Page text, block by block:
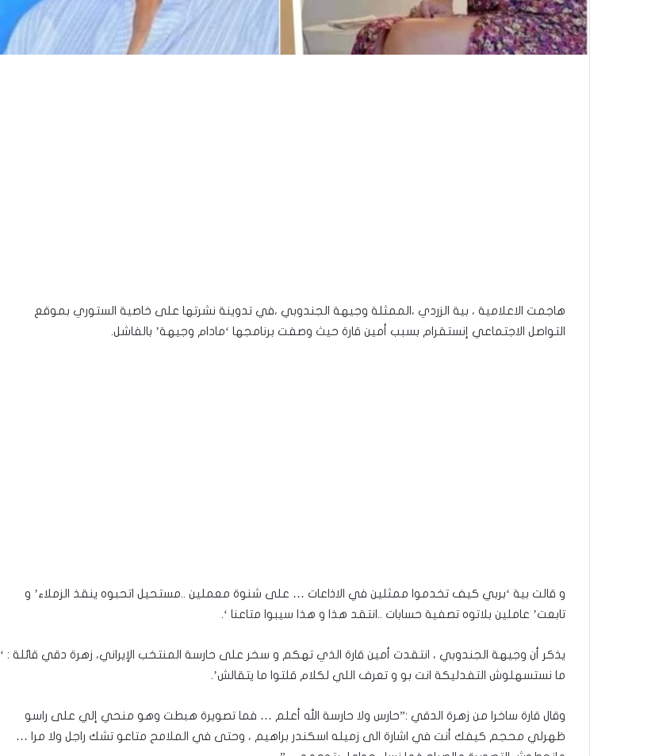
هاجمت الاعلامية ، بية الزردي ،الممثلة وجيهة الجندوبي ،في تدوينة نشرتها على خاصية الستوري بموقع
التواصل الاجتماعي إنستقرام بسبب أمين قارة حيث وصفت برنامجها ‘مادام وجيهة’ بالفاشل.
و قالت بية ‘بربي كيف تخدموا ممثلين في الاذاعات … على شنوة معملين ..مستحيل اتحبوه ينقذ الزملاء’ و
تابعت’ عاملين بلاتوه تصفية حسابات ..انتقد هذا و هذا سيبوا متاعنا ‘.
يذكر أن وجيهة الجندوبي ، انتقدت أمين قارة الذي تهكم و سخر على حارسة المنتخب الإيراني، زهرة دقي قائلة : ‘
ما نستسهلوش التفدليكة انت بو و تعرف اللي لكلام قلتوا ما يتقالش’.
وقال قارة ساخرا من زهرة الدقي :”حارس ولا حارسة الله أعلم … فما تصويرة هبطت وهو منحي إلي على راسو
ظهرلي محجم كيفك أنت في اشارة الى زميله اسكندر براهيم ، وحتى في الملامح متاعو تشك راجل ولا مرا …